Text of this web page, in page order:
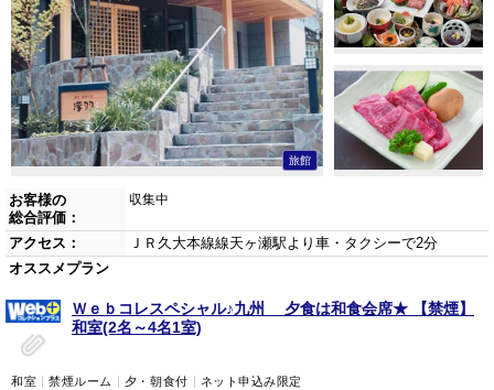
旅館
お客様の
総合評価：
収集中
アクセス：
ＪＲ久大本線線天ヶ瀬駅より車・タクシーで2分
オススメプラン
Ｗｅｂコレスペシャル♪九州 夕食は和食会席★ 【禁煙】
和室(2名～4名1室)
和室 禁煙ルーム 夕・朝食付 ネット申込み限定